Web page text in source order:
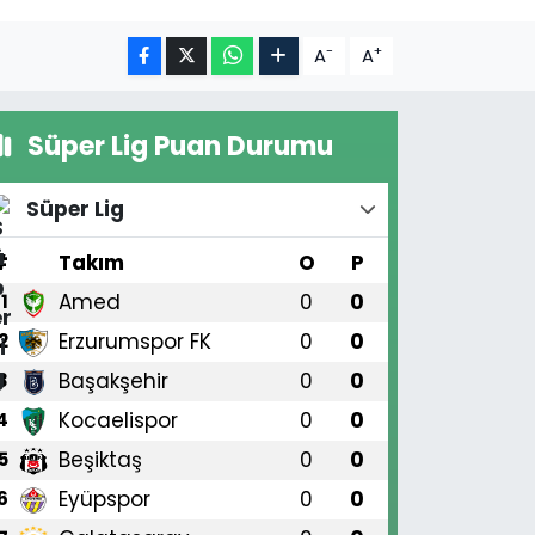
A- A+
Süper Lig Puan Durumu
Süper Lig
Takım O P
1 Amed 0 0
Erzurumspor FK 0 0
Başakşehir 0 0
Kocaelispor 0 0
Beşiktaş 0 0
Eyüpspor 0 0